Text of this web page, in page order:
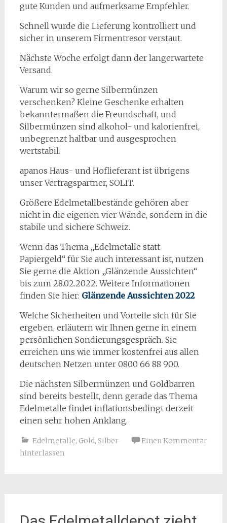
gute Kunden und aufmerksame Empfehler.
Schnell wurde die Lieferung kontrolliert und
sicher in unserem Firmentresor verstaut.
Nächste Woche erfolgt dann der langerwartete
Versand.
Warum wir so gerne Silbermünzen
verschenken? Kleine Geschenke erhalten
bekanntermaßen die Freundschaft, und
Silbermünzen sind alkohol- und kalorienfrei,
unbegrenzt haltbar und ausgesprochen
wertstabil.
apanos Haus- und Hoflieferant ist übrigens
unser Vertragspartner, SOLIT.
Größere Edelmetallbestände gehören aber
nicht in die eigenen vier Wände, sondern in die
stabile und sichere Schweiz.
Wenn das Thema „Edelmetalle statt
Papiergeld“ für Sie auch interessant ist, nutzen
Sie gerne die Aktion „Glänzende Aussichten“
bis zum 28.02.2022. Weitere Informationen
finden Sie hier: Glänzende Aussichten 2022
Welche Sicherheiten und Vorteile sich für Sie
ergeben, erläutern wir Ihnen gerne in einem
persönlichen Sondierungsgespräch. Sie
erreichen uns wie immer kostenfrei aus allen
deutschen Netzen unter 0800 66 88 900.
Die nächsten Silbermünzen und Goldbarren
sind bereits bestellt, denn gerade das Thema
Edelmetalle findet inflationsbedingt derzeit
einen sehr hohen Anklang.
Edelmetalle, Gold, Silber
Einen Kommentar
hinterlassen